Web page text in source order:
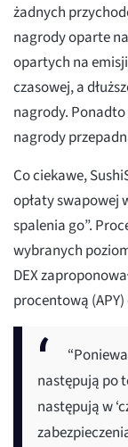
żadnych
nagrody oparte
opartych na
czasowej, a
nagrody.
nagrody
Co ciekawe,
opłaty swapowej
spalenia go”.
wybranych
DEX
procentową
następują po
następują w